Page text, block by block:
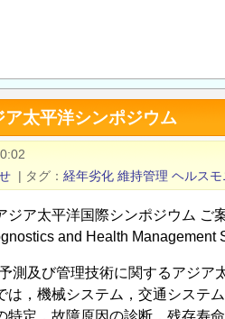
太平洋シンポジウム
| タグ 経年劣化 維持管理 ヘルス
ア太平洋国際シンポジウム ご
and Health Management
及び管理技術に関するアジア
は，機械システム，交通システ
特定，故障原因の診断，残存寿